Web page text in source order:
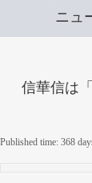
ニュ
信華信は
Published time: 368